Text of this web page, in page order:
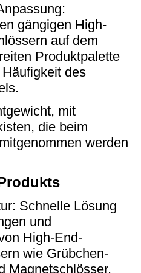
gängigen High-
auf dem
Produktpalette
des
mit
die beim
werden
Schnelle Lösung
und
High-End-
wie Grübchen-
Magnetschlösser.